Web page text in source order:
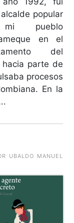
popular
pueblo
en el
del
hacia parte de
procesos
En la
UBALDO MANUEL